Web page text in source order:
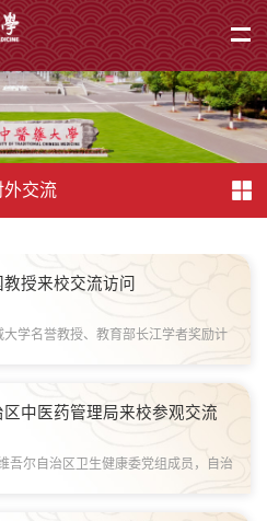
外交流
授来校交流访问
学名誉教授、教育部长江学者奖励计
药学院、国际合作交流处相关负责人参
后走访中药民族药资...
中医药管理局来校参观交流
吾尔自治区卫生健康委党组成员，自治
观了贵州苗医药博物馆，边走边看边